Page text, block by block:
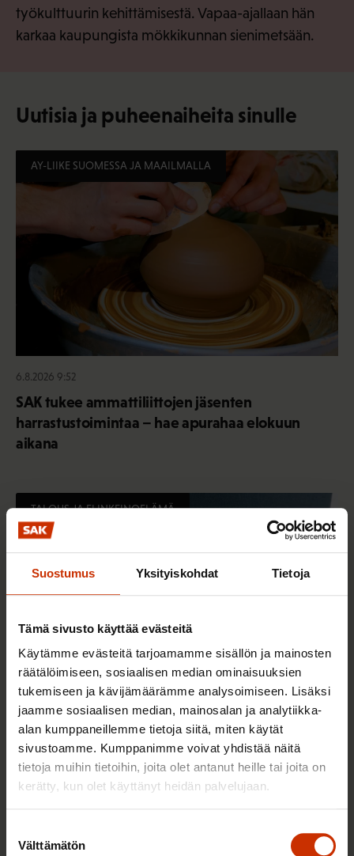
Suostumus Yksityiskohdat Tietoja
Tämä sivusto käyttää evästeitä
Käytämme evästeitä tarjoamamme sisällön ja mainosten
räätälöimiseen, sosiaalisen median ominaisuuksien
tukemiseen ja kävijämäärämme analysoimiseen. Lisäksi
jaamme sosiaalisen median, mainosalan ja analytiikka-
alan kumppaneillemme tietoja siitä, miten käytät
sivustoamme. Kumppanimme voivat yhdistää näitä
tietoja muihin tietoihin, joita olet antanut heille tai joita on
kerätty, kun olet käyttänyt heidän palvelujaan.
valinta
Välttämätön
työkulttuurin kehittämisestä. Vapaa-ajallaan hän
karkaa kaupungista mökkikunnan sienimetsään.
Uutisia ja puheenaiheita sinulle
AY-LIIKE SUOMESSA JA MAAILMALLA
6.8.2026 9:52
SAK tukee ammattiliittojen jäsenten
harrastustoimintaa – hae apurahaa elokuun
aikana
TALOUS JA ELINKEINOELÄMÄ
4.8.2026 16:55
SAK: Budjettiehdotus unohtaa työttömät